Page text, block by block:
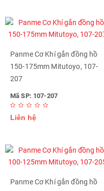
Panme Cơ Khí gắn đồng hồ
150-175mm Mitutoyo, 107-
207
Mã SP: 107-207
Liên hệ
Panme Cơ Khí gắn đồng hồ